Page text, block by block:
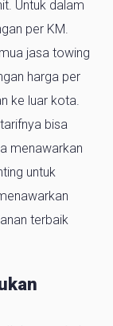
Untuk dalam
per KM.
jasa towing
harga per
ke luar kota.
bisa
menawarkan
untuk
terbaik